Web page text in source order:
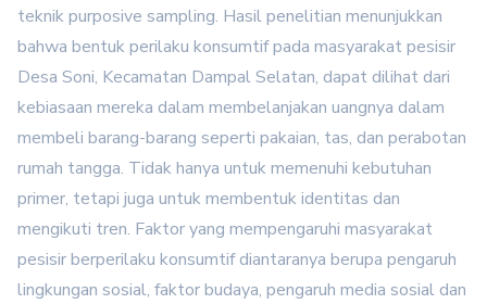
teknik purposive sampling. Hasil penelitian menunjukkan
bahwa bentuk perilaku konsumtif pada masyarakat pesisir
Desa Soni, Kecamatan Dampal Selatan, dapat dilihat dari
kebiasaan mereka dalam membelanjakan uangnya dalam
membeli barang-barang seperti pakaian, tas, dan perabotan
rumah tangga. Tidak hanya untuk memenuhi kebutuhan
primer, tetapi juga untuk membentuk identitas dan
mengikuti tren. Faktor yang mempengaruhi masyarakat
pesisir berperilaku konsumtif diantaranya berupa pengaruh
lingkungan sosial, faktor budaya, pengaruh media sosial dan